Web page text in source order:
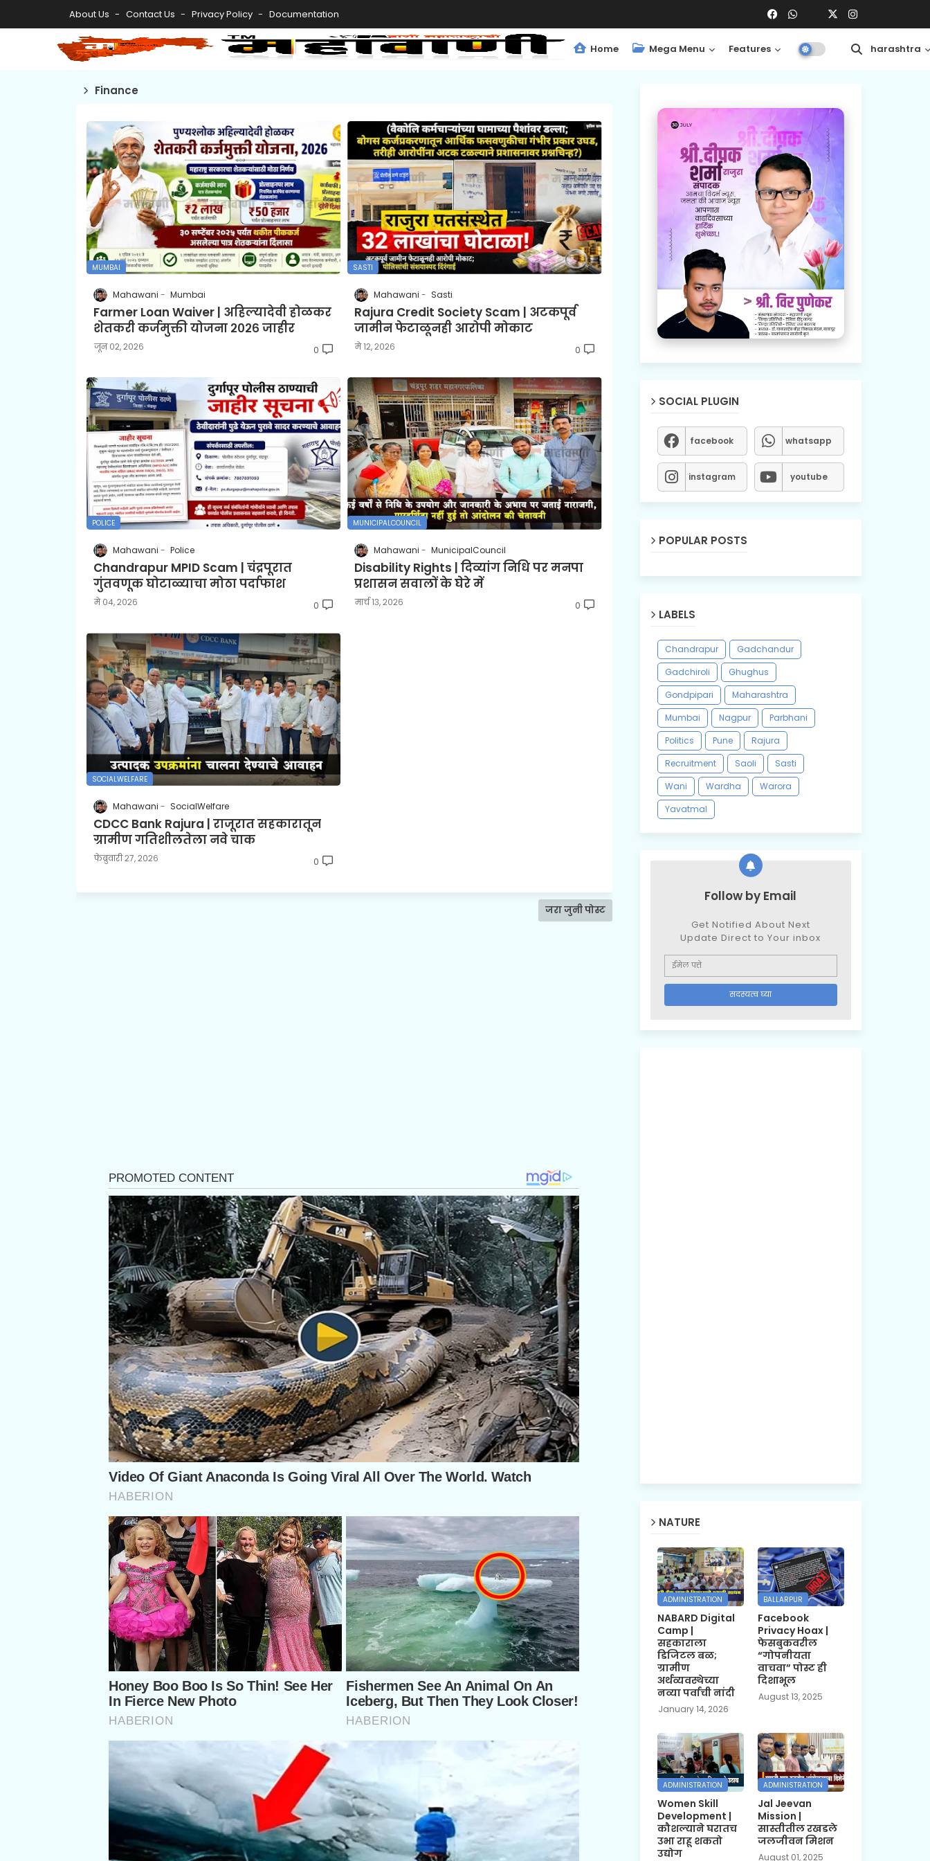
About Us Contact Us Privacy Policy Documentation
Home Mega Menu Features Central Maharashtra
Finance
MUMBAI
Mahawani Mumbai
Farmer Loan Waiver | अहिल्यादेवी होळकर
शेतकरी कर्जमुक्ती योजना २०२६ जाहीर
जून ०२, २०२६ 0
SASTI
Mahawani Sasti
Rajura Credit Society Scam | अटकपूर्व
जामीन फेटाळूनही आरोपी मोकाट
मे १२, २०२६ 0
POLICE
Mahawani Police
Chandrapur MPID Scam | चंद्रपूरात
गुंतवणूक घोटाळ्याचा मोठा पर्दाफाश
मे ०४, २०२६ 0
MUNICIPALCOUNCIL
Mahawani MunicipalCouncil
Disability Rights | दिव्यांग निधि पर मनपा
प्रशासन सवालों के घेरे में
मार्च १३, २०२६ 0
SOCIALWELFARE
Mahawani SocialWelfare
CDCC Bank Rajura | राजूरात सहकारातून
ग्रामीण गतिशीलतेला नवे चाक
फेब्रुवारी २७, २०२६ 0
जरा जुनी पोस्ट
SOCIAL PLUGIN
facebook whatsapp
instagram youtube
POPULAR POSTS
LABELS
Chandrapur
Gadchandur
Gadchiroli
Ghughus
Gondpipari
Maharashtra
Mumbai
Nagpur
Parbhani
Politics
Pune
Rajura
Recruitment
Saoli
Sasti
Wani
Wardha
Warora
Yavatmal
Follow by Email
Get Notified About Next
Update Direct to Your inbox
NATURE
ADMINISTRATION
NABARD Digital
Camp |
सहकाराला
डिजिटल बळ;
ग्रामीण
अर्थव्यवस्थेच्या
नव्या पर्वाची नांदी
January 14, 2026
BALLARPUR
Facebook
Privacy Hoax |
फेसबुकवरील
“गोपनीयता
वाचवा” पोस्ट ही
दिशाभूल
August 13, 2025
ADMINISTRATION
Women Skill
Development |
कौशल्याने घरातच
उभा राहू शकतो
उद्योग
ADMINISTRATION
Jal Jeevan
Mission |
सास्तीतील रखडले
जलजीवन मिशन
August 01, 2025